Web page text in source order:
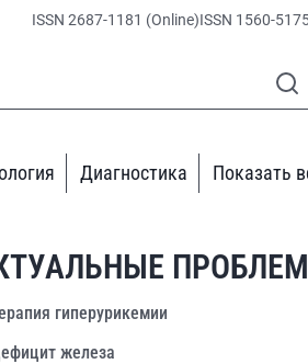
ISSN 2687-1181 (Online)ISSN 1560-
Диагностика Показать
гиперурикемии
железа